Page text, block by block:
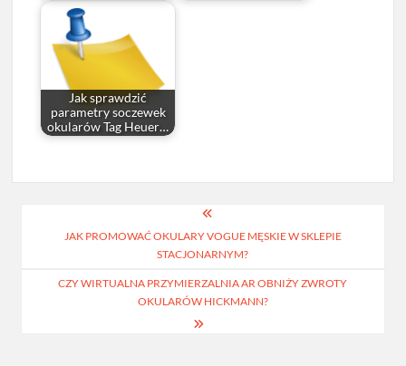
Jak sprawdzić
parametry soczewek
okularów Tag Heuer…
wpisuJAK PROMOWAĆ OKULARY VOGUE MĘSKIE W SKLEPIE
STACJONARNYM?
CZY WIRTUALNA PRZYMIERZALNIA AR OBNIŻY ZWROTY
OKULARÓW HICKMANN?